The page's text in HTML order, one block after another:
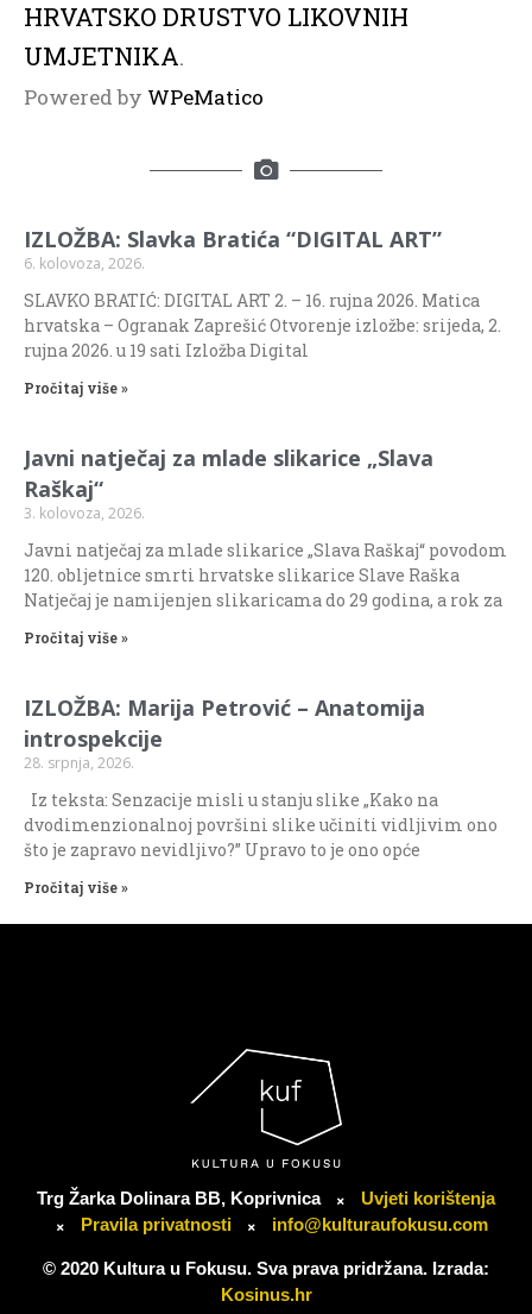
HRVATSKO DRUSTVO LIKOVNIH
UMJETNIKA.
Powered by WPeMatico
IZLOŽBA: Slavka Bratića “DIGITAL ART”
6. kolovoza, 2026.
SLAVKO BRATIĆ: DIGITAL ART 2. – 16. rujna 2026. Matica
hrvatska – Ogranak Zaprešić Otvorenje izložbe: srijeda, 2.
rujna 2026. u 19 sati Izložba Digital
Pročitaj više »
Javni natječaj za mlade slikarice „Slava
Raškaj“
3. kolovoza, 2026.
Javni natječaj za mlade slikarice „Slava Raškaj“ povodom
120. obljetnice smrti hrvatske slikarice Slave Raška
Natječaj je namijenjen slikaricama do 29 godina, a rok za
Pročitaj više »
IZLOŽBA: Marija Petrović – Anatomija
introspekcije
28. srpnja, 2026.
Iz teksta: Senzacije misli u stanju slike „Kako na
dvodimenzionalnoj površini slike učiniti vidljivim ono
što je zapravo nevidljivo?” Upravo to je ono opće
Pročitaj više »
Trg Žarka Dolinara BB, Koprivnica
Uvjeti korištenja
Pravila privatnosti
info@kulturaufokusu.com
© 2020 Kultura u Fokusu. Sva prava pridržana. Izrada:
Kosinus.hr